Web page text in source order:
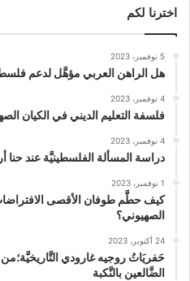
اخترنا لكم
5 نوفمبر، 2023
هل الراهن العربي مؤهَّل لدعم
4 نوفمبر، 2023
فلسفة التعليم الديني في الكيان
4 نوفمبر، 2023
دراسة المسألة الفلسطينيَّة عند حنا
1 نوفمبر، 2023
كيف حطَّم طوفان الأقصى
الصهيوني؟
24 أكتوبر، 2023
حَفريَاتُ روجيه غارودي التَّاريخيَّة؛من
الضَّالعين بالنَّكبة